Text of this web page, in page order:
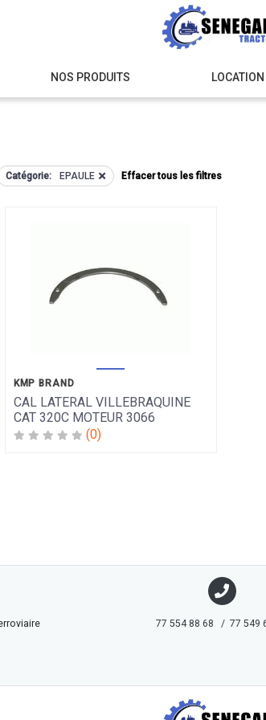
NOS PRODUITS
Catégorie: EPAULE Effacer tous les filtres
KMP BRAND
CAL LATERAL VILLEBRAQUINE
CAT 320C MOTEUR 3066
(0)
77 554 88 68 / 77 549